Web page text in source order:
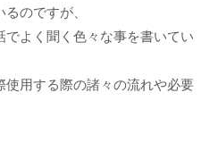
のですが、
よく聞く色々な事を書いてい
使用する際の諸々の流れや必要